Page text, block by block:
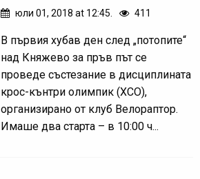
юли 01, 2018 at 12:45. 411
В първия хубав ден след „потопите“
над Княжево за пръв път се
проведе състезание в дисциплината
крос-кънтри олимпик (ХСО),
организирано от клуб Велораптор.
Имаше два старта – в 10:00 ч...